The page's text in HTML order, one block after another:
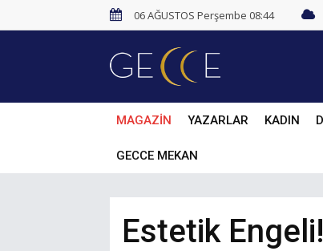
06 AĞUSTOS Perşembe 08:44
MAGAZİN YAZARLAR KADIN
GECCE MEKAN
Estetik